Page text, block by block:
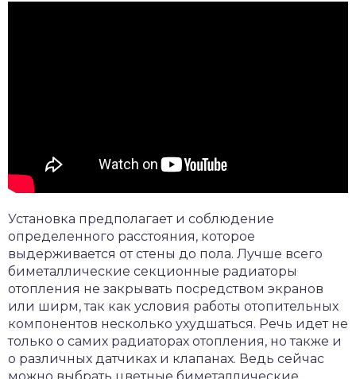
Установка предполагает и соблюдение
определенного расстояния, которое
выдерживается от стены до пола. Лучше всего
биметаллические секционные радиаторы
отопления не закрывать посредством экранов
или ширм, так как условия работы отопительных
компонентов несколько ухудшаться. Речь идет не
только о самих радиаторах отопления, но также и
о различных датчиках и клапанах. Ведь сейчас